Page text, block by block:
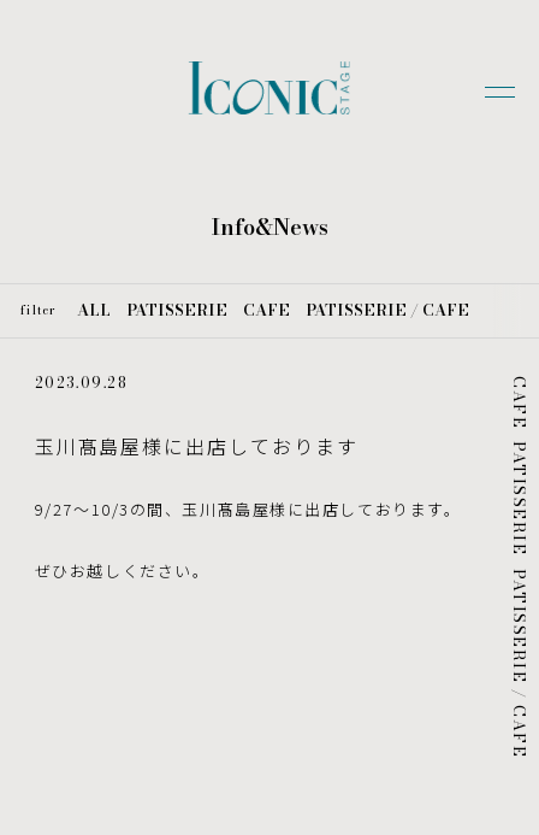
Info&News
filter ALL PATISSERIE CAFE PATISSERIE / CAFE
CAFE
PATISSERIE
PATISSERIE / CAFE
2023.09.28
玉川髙島屋様に出店しております
9/27～10/3の間、玉川髙島屋様に出店しております。
ぜひお越しください。